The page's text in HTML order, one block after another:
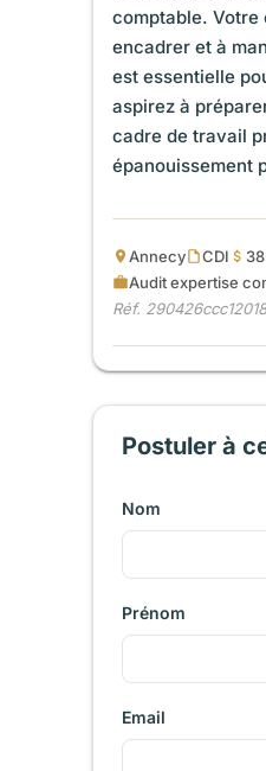
comptable. Votre
encadrer et à
est essentielle
aspirez à
cadre de travail
épanouissement
Annecy CDI
Audit expertise
Réf.
Postuler à
Nom
Prénom
Email